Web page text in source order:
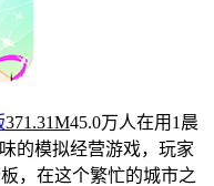
371.31M45.0万人在用 1晨
的模拟经营游戏，玩家
，在这个繁忙的城市之